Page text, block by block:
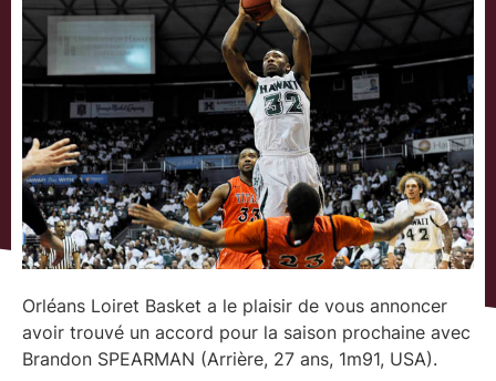
Orléans Loiret Basket a le plaisir de vous annoncer
avoir trouvé un accord pour la saison prochaine avec
Brandon SPEARMAN (Arrière, 27 ans, 1m91, USA).